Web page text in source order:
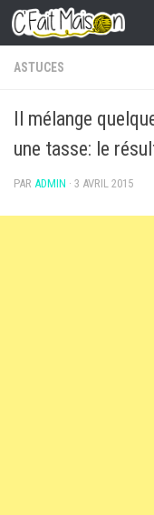
Skip to content
ASTUCES
Il mélange
une tasse: le
PAR ADMIN · 3 AVRIL 2015